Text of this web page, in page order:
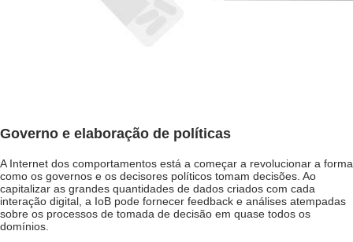
Governo e elaboração de políticas
A Internet dos comportamentos está a começar a revolucionar a forma
como os governos e os decisores políticos tomam decisões. Ao
capitalizar as grandes quantidades de dados criados com cada
interação digital, a IoB pode fornecer feedback e análises atempadas
sobre os processos de tomada de decisão em quase todos os
domínios.